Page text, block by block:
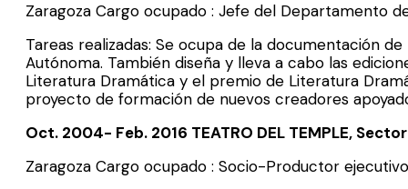
Zaragoza Cargo ocupado : Jefe del Departamento
Tareas realizadas: Se ocupa de la documentación
Autónoma. También diseña y lleva a cabo las
Literatura Dramática y el premio de Literatura
proyecto de formación de nuevos creadores
Oct. 2004- Feb. 2016 TEATRO DEL TEMPLE, Sector
Zaragoza Cargo ocupado : Socio-Productor